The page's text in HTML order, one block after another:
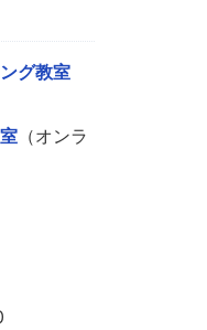
グ教室
（オンラ